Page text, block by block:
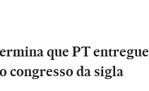
que PT entregue
congresso da sigla